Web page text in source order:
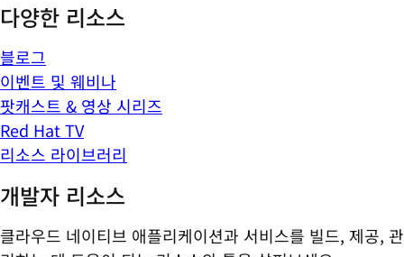
다양한 리소스
블로그
이벤트 및 웨비나
팟캐스트 & 영상 시리즈
Red Hat TV
리소스 라이브러리
개발자 리소스
클라우드 네이티브 애플리케이션과 서비스를 빌드, 제공, 관